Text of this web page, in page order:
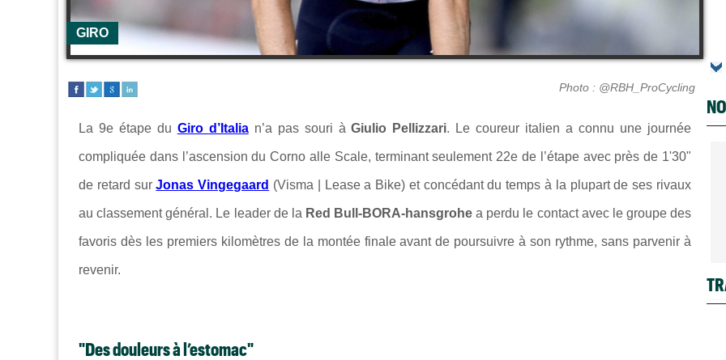
GIRO
Photo : @RBH_ProCycling
La 9e étape du Giro d’Italian’a pas souri àGiulio Pellizzari. Le coureur italien a connu une journée
compliquée dans l’ascension du Corno alle Scale, terminant seulement 22e de l’étape avec près de 1'30"
de retard surJonas Vingegaard (Visma | Lease a Bike) et concédant du temps à la plupart de ses rivaux
au classement général. Le leader de la Red Bull-BORA-hansgrohe a perdu le contact avec le groupe des
favoris dès les premiers kilomètres de la montée finale avant de poursuivre à son rythme, sans parvenir à
revenir.
"Des douleurs à l’estomac"